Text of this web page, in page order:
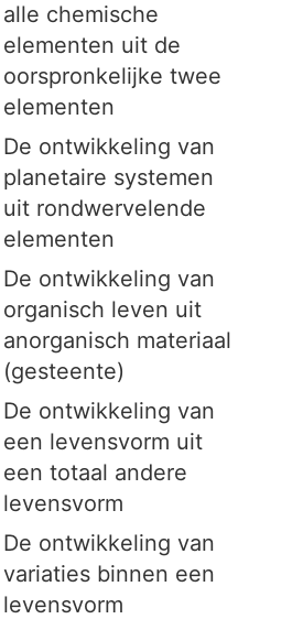
alle chemische
elementen uit de
oorspronkelijke twee
elementen
De ontwikkeling van
planetaire systemen
uit rondwervelende
elementen
De ontwikkeling van
organisch leven uit
anorganisch materiaal
(gesteente)
De ontwikkeling van
een levensvorm uit
een totaal andere
levensvorm
De ontwikkeling van
variaties binnen een
levensvorm